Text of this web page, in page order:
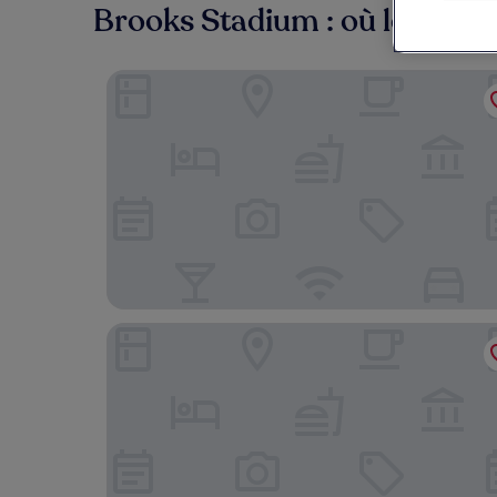
Brooks Stadium : où loger à
Fairfield Inn & Suites By Marriott Coastal